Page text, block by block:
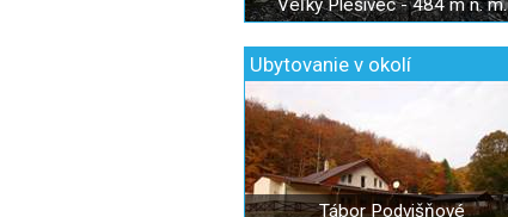
Veľký Plešivec - 484 m n. m.
Ubytovanie v okolí
Tábor Podvišňové